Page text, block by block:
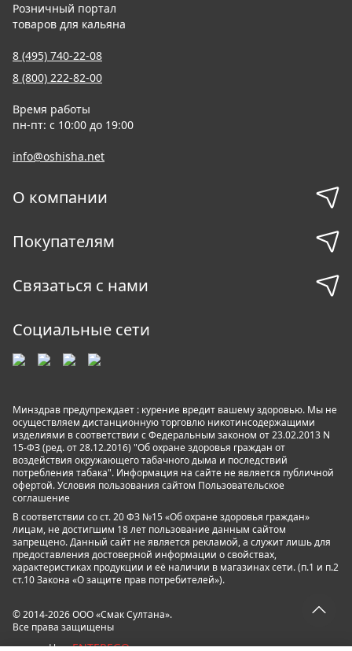
Розничный портал
товаров для кальяна
8 (495) 740-22-08
8 (800) 222-82-00
Время работы
пн-пт: с 10:00 до 19:00
info@oshisha.net
О компании
Покупателям
Связаться с нами
Социальные сети
Минздрав предупреждает : курение вредит вашему здоровью. Мы не
осуществляем дистанционную торговлю никотинсодержащими
изделиями в соответствии с Федеральным законом от 23.02.2013 N
15-ФЗ (ред. от 28.12.2016) "Об охране здоровья граждан от
воздействия окружающего табачного дыма и последствий
потребления табака". Информация на сайте не является публичной
офертой. Условия пользования сайтом Пользовательское
соглашение
В соответствии со ст. 20 ФЗ №15 «Об охране здоровья граждан»
лицам, не достигшим 18 лет пользование данным сайтом
запрещено. Данный сайт не является рекламой, а служит лишь для
предоставления достоверной информации о свойствах,
характеристиках продукции и её наличии в магазинах сети. (п.1 и п.2
ст.10 Закона «О защите прав потребителей»).
© 2014-2026 ООО «Смак Султана».
Все права защищены
powered by ENTEREGO